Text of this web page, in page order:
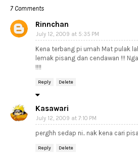
7 Comments
Rinnchan
July 12, 2009 at 5:35 PM
Kena terbang pi umah Mat pulak
lemak pisang dan cendawan !!!
!!!!
Reply Delete
Kasawari
July 12, 2009 at 7:10 PM
perghh sedap ni.. nak kena cari
Reply Delete